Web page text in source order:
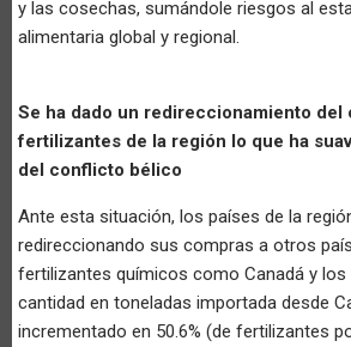
y las cosechas, sumándole riesgos al
alimentaria global y regional.
Se ha dado un redireccionamiento del
fertilizantes de la región lo que ha
del conflicto bélico
Ante esta situación, los países de la
redireccionando sus compras a otros
fertilizantes químicos como Canadá y
cantidad en toneladas importada desde
incrementado en 50.6% (de fertilizantes